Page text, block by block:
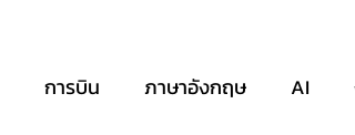
การบิน ภาษาอังกฤษ AI